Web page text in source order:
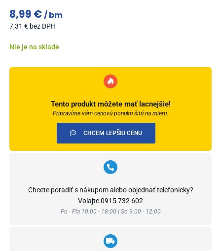
8,99 € bm
7,31 € bez DPH
Nie je na sklade
Tento produkt môžete mať lacnejšie!
Pripravíme vám cenovú ponuku šitú na mieru.
CHCEM LEPŠIU CENU
Chcete poradiť s nákupom alebo objednať telefonicky?
Volajte0915 732 602
Po - Pia 10:00 - 18:00 | So 9:00 - 12:00